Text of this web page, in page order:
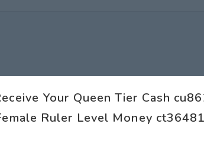
Your Queen Tier Cash
Ruler Level Money